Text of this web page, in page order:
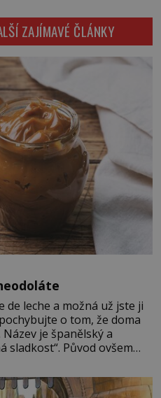
Vznik tsunami si […]
výjimky, kde pohřební
žmoulají kapesníky
smutečním obřadu, ale
na výši vyměřené
v nezaměstnanosti. Kam
Unikátní hřbitov,
název „Veselý“,
v rumunské vesnici
nedaleko hranic […]
ZAJÍMAVÉ ČLÁNKY
de leche a možná už jste ji
o tom, že doma
je španělský a
sladkost“. Původ ovšem
zemí a k tomu